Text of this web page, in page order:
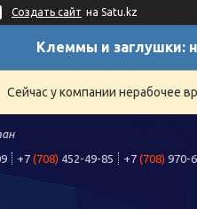
Создать сайт на Satu.kz
Клеммы и заглушки:
Сейчас у компании нерабочее
+7 (708) 452-49-85 +7 (708) 970-